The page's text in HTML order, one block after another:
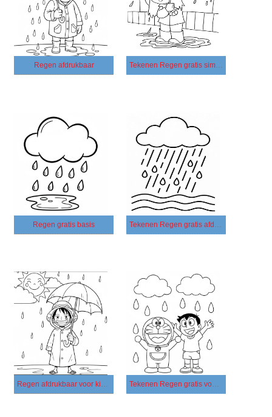
Regen afdrukbaar Tekenen Regen gratis simpel
Regen gratis basis Tekenen Regen gratis afdrukbaar
Regen afdrukbaar voor kinderen Tekenen Regen gratis voor kinderen